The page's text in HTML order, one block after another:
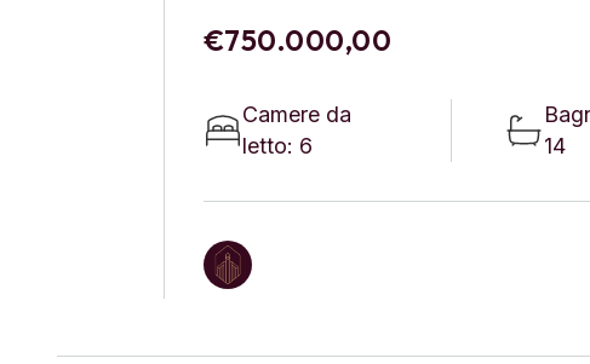
€750.000,00
Camere da
letto: 6
14